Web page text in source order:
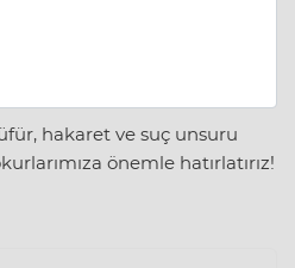
hakaret ve suç unsuru
önemle hatırlatırız!